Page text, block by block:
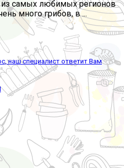
из самых любимых регионов
много грибов, в ...
наш специалист ответит Вам